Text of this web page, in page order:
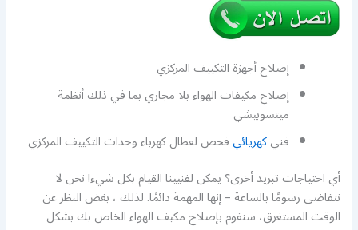
إصلاح أجهزة التكييف المركزي
إصلاح مكيفات الهواء بلا مجاري بما في ذلك أنظمة
ميتسوبيشي
فنيكهريائيفحص لعطال كهرباء وحدات التكييف المركزي
أي احتياجات تبريد أخرى؟ يمكن لفنيينا القيام بكل شيء! نحن لا
نتقاضى رسومًا بالساعة – إنها المهمة دائمًا. لذلك ، بغض النظر عن
الوقت المستغرق، سنقوم بإصلاح مكيف الهواء الخاص بك بشكل